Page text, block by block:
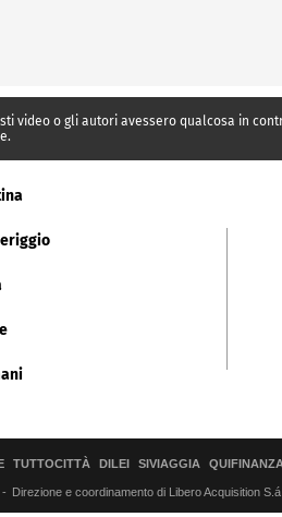
video o gli autori avessero qualcosa in
TUTTOCITTÀ DILEI SIVIAGGIA QUIFINANZA
Direzione e coordinamento di Libero Acquisition S.á